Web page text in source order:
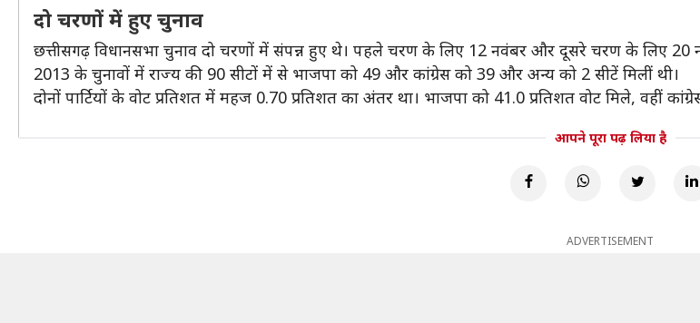
दो चरणों में हुए चुनाव
छत्तीसगढ़ विधानसभा चुनाव दो चरणों में संपन्न हुए थे। पहले चरण के लिए 12 नवंबर और दूसरे चरण के लिए 20
2013 के चुनावों में राज्य की 90 सीटों में से भाजपा को 49 और कांग्रेस को 39 और अन्‍य को 2 सीटें मिलीं थी।
दोनों पार्टियों के वोट प्रतिशत में महज 0.70 प्रतिशत का अंतर था। भाजपा को 41.0 प्रतिशत वोट मिले, वहीं
आपने पूरा पढ़ लिया है
ADVERTISEMENT